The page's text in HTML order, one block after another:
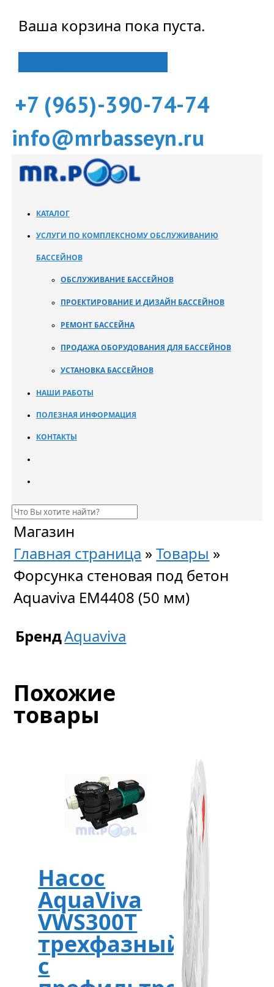
Ваша корзина пока пуста.
+7 (965)-390-74-74
info@mrbasseyn.ru
КАТАЛОГ
УСЛУГИ ПО КОМПЛЕКСНОМУ ОБСЛУЖИВАНИЮ
БАССЕЙНОВ
ОБСЛУЖИВАНИЕ БАССЕЙНОВ
ПРОЕКТИРОВАНИЕ И ДИЗАЙН БАССЕЙНОВ
РЕМОНТ БАССЕЙНА
ПРОДАЖА ОБОРУДОВАНИЯ ДЛЯ БАССЕЙНОВ
УСТАНОВКА БАССЕЙНОВ
НАШИ РАБОТЫ
ПОЛЕЗНАЯ ИНФОРМАЦИЯ
КОНТАКТЫ
Магазин
Главная страница »Товары »
Форсунка стеновая под бетон
Aquaviva EM4408 (50 мм)
БрендAquaviva
Похожие
товары
Насос
AquaViva
VWS300T
трехфазный
с